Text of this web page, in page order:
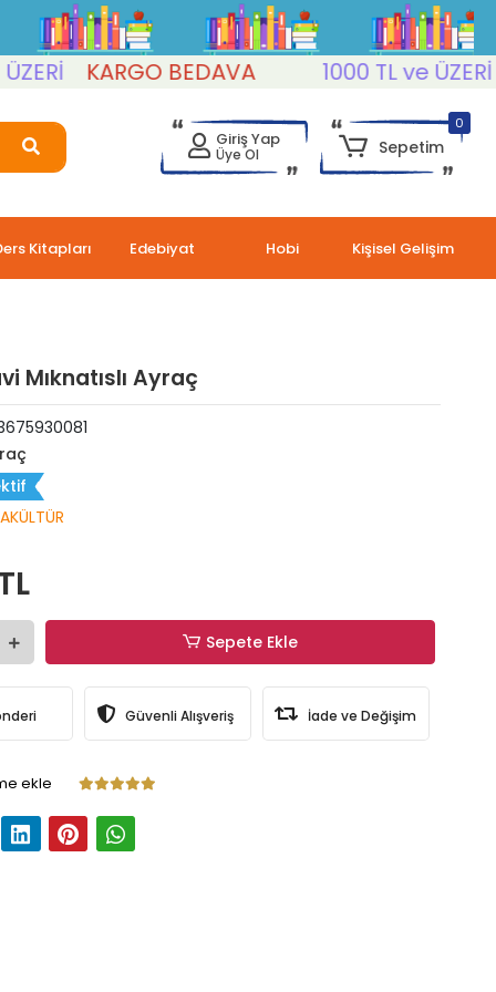
KARGO BEDAVA 1000 TL ve ÜZERİ
Giriş Yap
Üye Ol
0
Sepetim
Kitapları Edebiyat Hobi Kişisel Gelişim
Mıknatıslı Ayraç
Sepete Ekle
Güvenli Alışveriş İade ve Değişim
ekle